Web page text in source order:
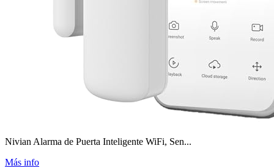
Nivian Alarma de Puerta Inteligente WiFi, Sen...
Más info